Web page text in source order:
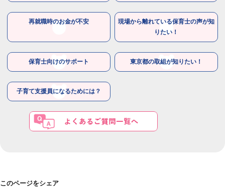
再就職時のお金が不安
現場から離れている保育士の声が知
りたい！
保育士向けのサポート 東京都の取組が知りたい！
子育て支援員になるためには？
このページをシェア